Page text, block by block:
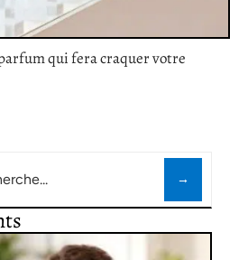
qui fera craquer votre